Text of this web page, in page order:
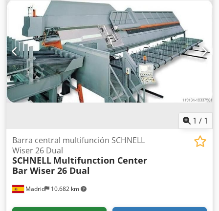
que permite almacenar hasta 999 recetas. Rendimiento
por hora de hasta 700 toneladas. Cinta transportadora de
almacenamiento, fija o basculante. Con o sin mezclador de
paletas. Precio y alcance del suministro a consultar.
Dcjdpfx Aezlxqcsivsk
1 / 1
Madrid 10.682 km
Barra central multifunción SCHNELL
Wiser 26 Dual
SCHNELL Multifunction Center
Bar Wiser 26 Dual